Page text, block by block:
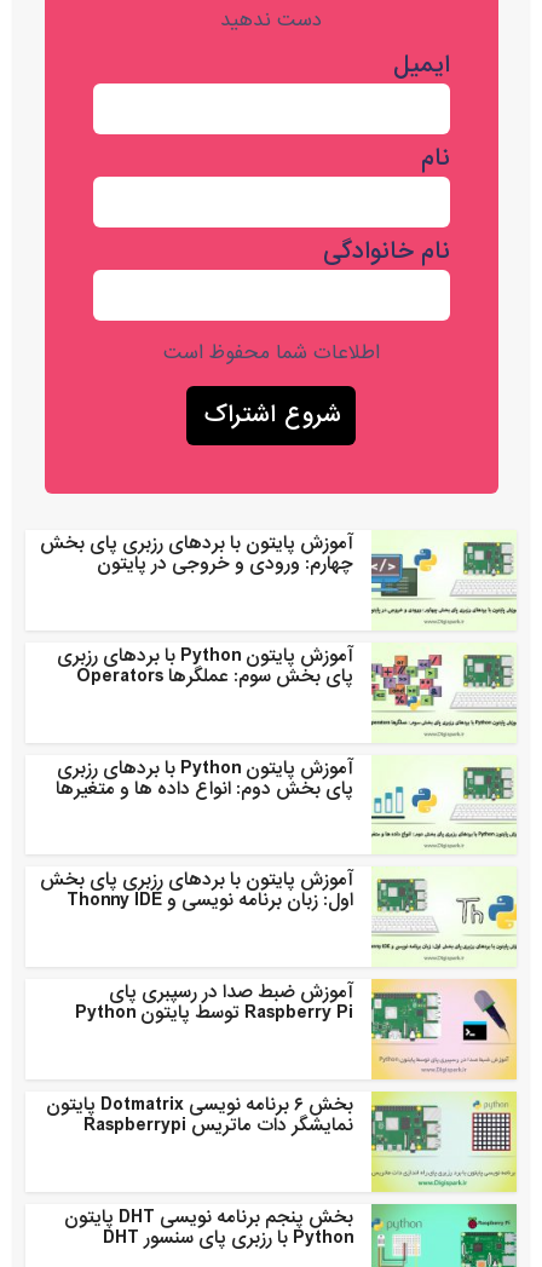
دست ندهید
ایمیل
نام
نام خانوادگی
اطلاعات شما محفوظ است
آموزش پایتون با بردهای رزبری پای بخش
چهارم: ورودی و خروجی در پایتون
آموزش پایتون Python با بردهای رزبری
پای بخش سوم: عملگرها Operators
آموزش پایتون Python با بردهای رزبری
پای بخش دوم: انواع داده ها و متغیرها
آموزش پایتون با بردهای رزبری پای بخش
اول: زبان برنامه نویسی و Thonny IDE
آموزش ضبط صدا در رسپبری پای
Raspberry Pi توسط پایتون Python
بخش ۶ برنامه نویسی Dotmatrix پایتون
نمایشگر دات ماتریس Raspberrypi
بخش پنجم برنامه نویسی DHT پایتون
Python با رزبری پای سنسور DHT